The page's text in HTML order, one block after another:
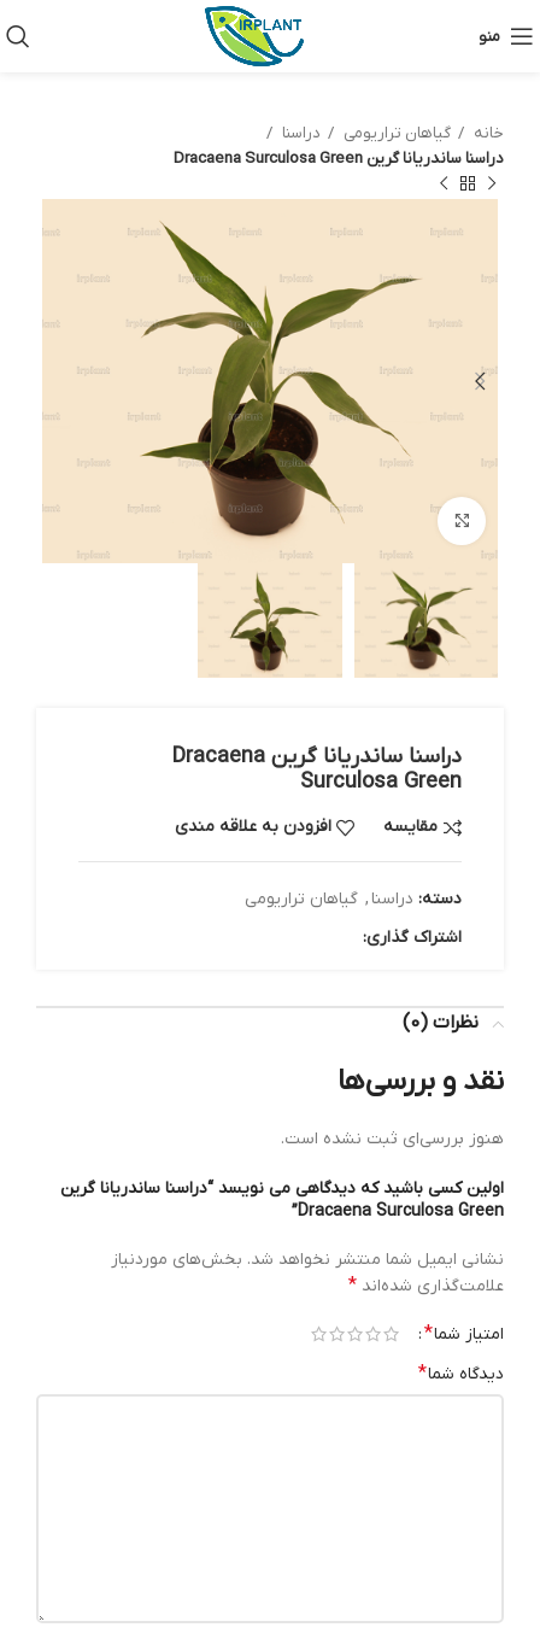
منو
خانه گیاهان تراریومی
دراسنا
دراسنا ساندریانا گرین Dracaena Surculosa Green
بزرگنمایی تصویر
دراسنا ساندریانا گرین Dracaena
Surculosa Green
مقایسه افزودن به علاقه مندی
دسته: دراسنا , گیاهان تراریومی
اشتراک گذاری:
نظرات (0)
نقد و بررسی‌ها
هنوز بررسی‌ای ثبت نشده است.
اولین کسی باشید که دیدگاهی می نویسد “دراسنا ساندریانا گرین
Dracaena Surculosa Green”
نشانی ایمیل شما منتشر نخواهد شد. بخش‌های موردنیاز
علامت‌گذاری شده‌اند *
امتیاز شما*
دیدگاه شما*